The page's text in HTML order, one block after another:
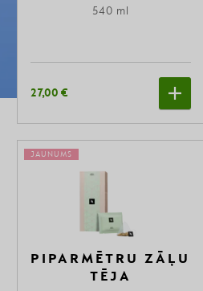
540 ml
27,00 €
JAUNUMS
PIPARMĒTRU ZĀĻU
TĒJA